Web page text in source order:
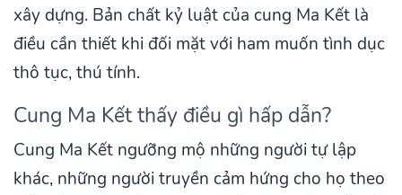
xây dựng. Bản chất kỷ luật của cung Ma Kết là
điều cần thiết khi đối mặt với ham muốn tình dục
thô tục, thú tính.
Cung Ma Kết thấy điều gì hấp dẫn?
Cung Ma Kết ngưỡng mộ những người tự lập
khác, những người truyền cảm hứng cho họ theo